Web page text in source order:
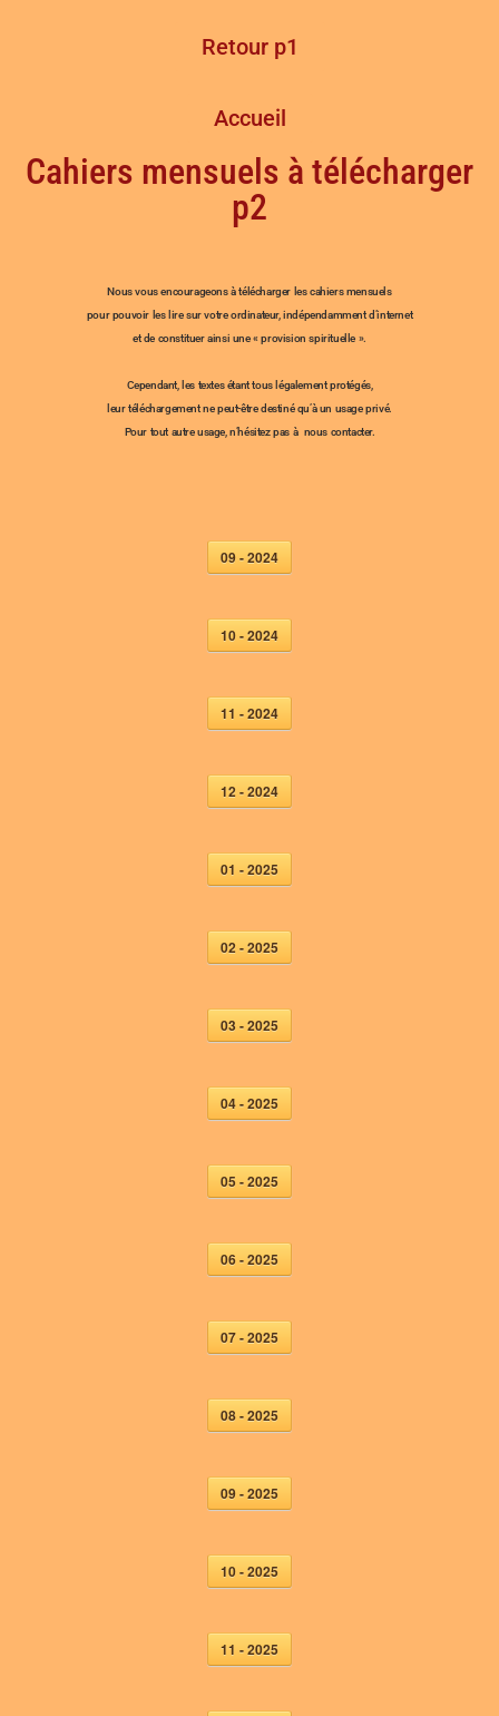
Retour p1
Accueil
Cahiers mensuels à télécharger
p2
Nous vous encourageons à télécharger les cahiers mensuels
pour pouvoir les lire sur votre ordinateur, indépendamment d’internet
et de constituer ainsi une « provision spirituelle ».
Cependant, les textes étant tous légalement protégés,
leur téléchargement ne peut-être destiné qu’à un usage privé.
Pour tout autre usage, n’hésitez pas à nous contacter.
09 - 2024
10 - 2024
11 - 2024
12 - 2024
01 - 2025
02 - 2025
03 - 2025
04 - 2025
05 - 2025
06 - 2025
07 - 2025
08 - 2025
09 - 2025
10 - 2025
11 - 2025